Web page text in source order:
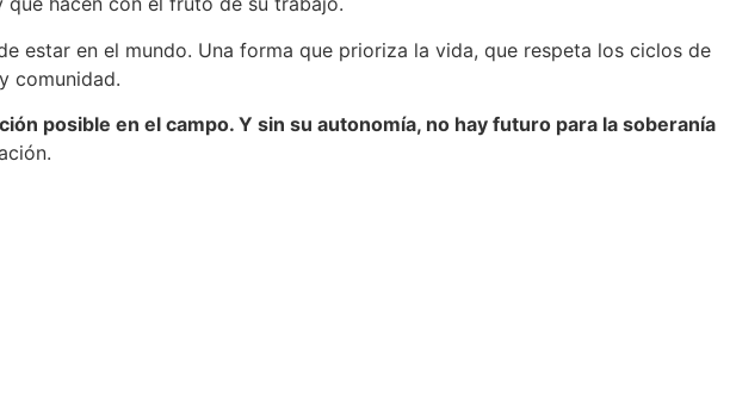
estar en el mundo. Una forma que prioriza la vida, que respeta los ciclos de
comunidad.
posible en el campo. Y sin su autonomía, no hay futuro para la soberanía